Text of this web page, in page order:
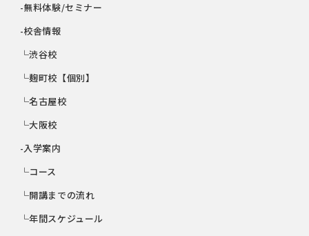
-無料体験/セミナー
-校舎情報
└渋谷校
└麹町校【個別】
└名古屋校
└大阪校
-入学案内
└コース
└開講までの流れ
└年間スケジュール